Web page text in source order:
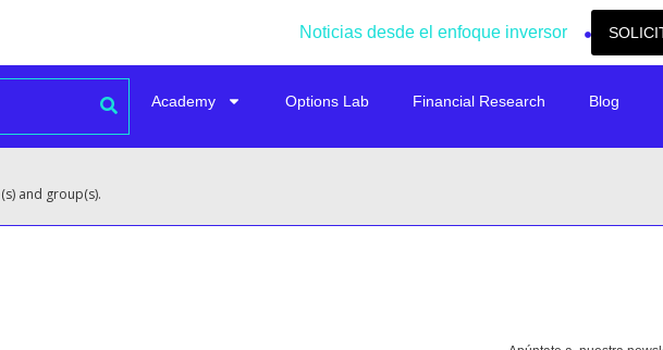
Noticias desde el enfoque inversor
Academy Options Lab Financial Research Blog
and group(s).